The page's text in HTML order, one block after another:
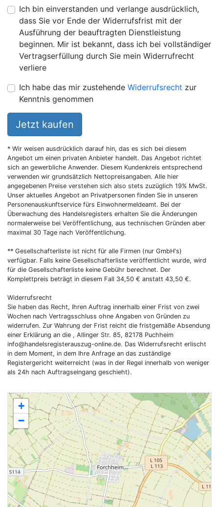
+
−
Ich bin einverstanden und verlange ausdrücklich,
dass Sie vor Ende der Widerrufsfrist mit der
Ausführung der beauftragten Dienstleistung
beginnen. Mir ist bekannt, dass ich bei vollständiger
Vertragserfüllung durch Sie mein Widerrufrecht
verliere
Ich habe das mir zustehende Widerrufsrecht zur
Kenntnis genommen
Jetzt kaufen
* Wir weisen ausdrücklich darauf hin, das es sich bei diesem
Angebot um einen privaten Anbieter handelt. Das Angebot richtet
sich an gewerbliche Anwender. Diesem Kundenkreis entsprechend
verwenden wir grundsätzlich Nettopreisangaben. Alle hier
angegebenen Preise verstehen sich also stets zuzüglich 19% MwSt.
Unser aktuelles Angebot an Privatpersonen finden Sie in unseren
Personenauskunftservice fürs Einwohnermeldeamt. Bei der
Überwachung des Handelsregisters erhalten Sie die Änderungen
normalerweise bei Veröffentlichung, aus technischen Gründen aber
maximal 30 Tage nach Veröffentlichung.
** Gesellschafterliste ist nicht für alle Firmen (nur GmbH's)
verfügbar. Falls keine Gesellschafterliste veröffentlicht wurde, wird
für die Gesellschafterliste keine Gebühr berechnet. Der
Komplettpreis beträgt in diesem Fall 34,50 € anstatt 43,50 €.
Widerrufsrecht
Sie haben das Recht, Ihren Auftrag innerhalb einer Frist von zwei
Wochen nach Vertragsschluss ohne Angaben von Gründen zu
widerrufen. Zur Wahrung der Frist reicht die fristgemäße Absendung
einer Erklärung an die , Allinger Str. 85, 82178 Puchheim
info@handelsregisterauszug-online.de. Das Widerrufsrecht erlischt
in dem Moment, in dem Ihre Anfrage an das zuständige
Registergericht weiterreicht (was in der Regel innerhalb von weniger
als 24h nach Auftragseingang geschieht).